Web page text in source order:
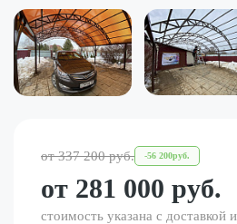
от337 200 руб. -56 200руб.
от 281 000 руб.
стоимость указана с доставкой